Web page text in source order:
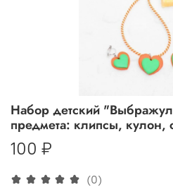
(0)
Набор детский
предмета: клипсы,
100 ₽